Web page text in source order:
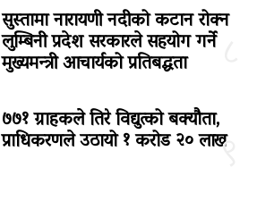
सुस्तामा नारायणी नदीको कटान रोक्न
लुम्बिनी प्रदेश सरकारले सहयोग गर्ने
मुख्यमन्त्री आचार्यको प्रतिबद्धता
९
७७१ ग्राहकले तिरे विद्युत्को बक्यौता,
प्राधिकरणले उठायो १ करोड २० लाख